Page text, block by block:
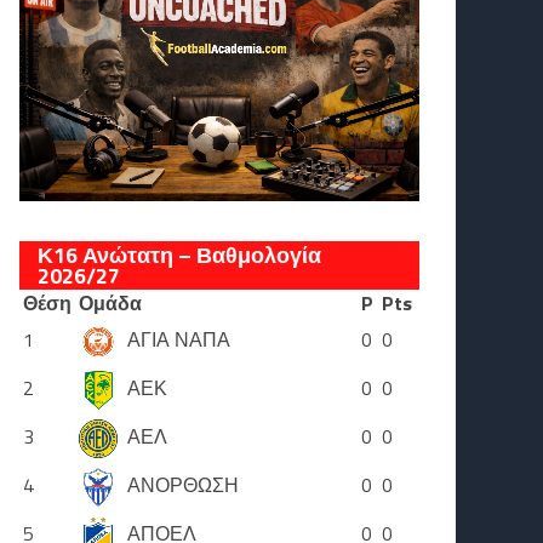
Κ16 Ανώτατη – Βαθμολογία
2026/27
Θέση Ομάδα P Pts
1
ΑΓΙΑ ΝΑΠΑ 0 0
2
ΑΕΚ 0 0
3
ΑΕΛ 0 0
4
ΑΝΟΡΘΩΣΗ 0 0
5
ΑΠΟΕΛ 0 0